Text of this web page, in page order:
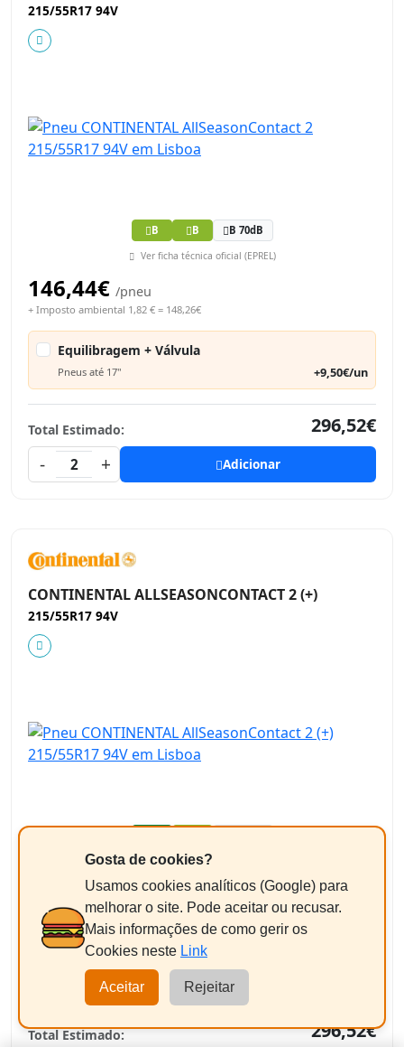
215/55R17 94V
B B B 70dB
Ver ficha técnica oficial (EPREL)
146,44€ /pneu
+ Imposto ambiental 1,82 € = 148,26€
Equilibragem + Válvula
Pneus até 17" +9,50€/un
Total Estimado:
296,52€
-
2 + Adicionar
CONTINENTAL ALLSEASONCONTACT 2 (+)
215/55R17 94V
Ver ficha técnica oficial (EPREL)
146,44€/pneu
+ Imposto ambiental 1,82 € = 148,26€
Equilibragem + Válvula
Pneus até 17"
Total Estimado: 296,52€
Gosta de cookies?
Usamos cookies analíticos (Google) para
melhorar o site. Pode aceitar ou recusar.
Mais informações de como gerir os
Cookies neste Link
Aceitar Rejeitar